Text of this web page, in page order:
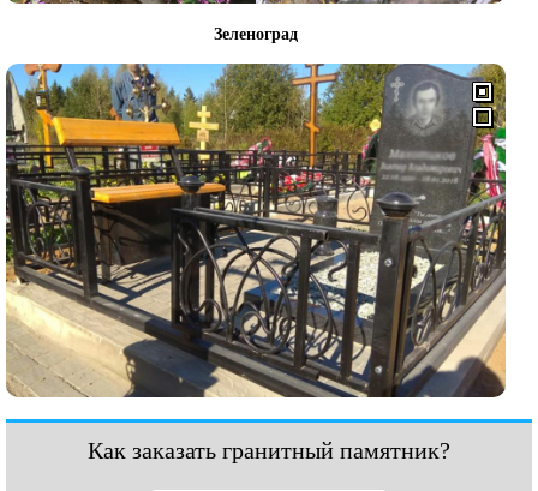
Зеленоград
Как заказать гранитный памятник?